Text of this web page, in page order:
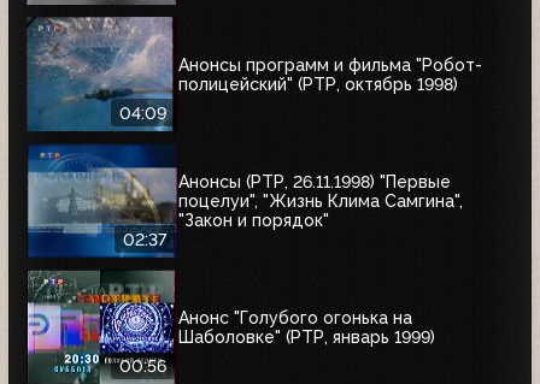
04:09
Анонсы программ и фильма "Робот-
полицейский" (РТР, октябрь 1998)
02:37
Анонсы (РТР, 26.11.1998) "Первые
поцелуи", "Жизнь Клима Самгина",
"Закон и порядок"
00:56
Анонс "Голубого огонька на
Шаболовке" (РТР, январь 1999)